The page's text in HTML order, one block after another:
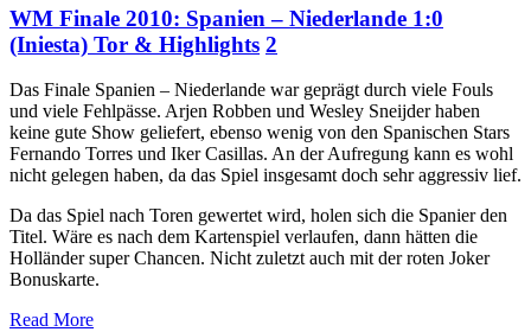
WM Finale 2010: Spanien – Niederlande 1:0
(Iniesta) Tor & Highlights 2
Das Finale Spanien – Niederlande war geprägt durch viele Fouls
und viele Fehlpässe. Arjen Robben und Wesley Sneijder haben
keine gute Show geliefert, ebenso wenig von den Spanischen Stars
Fernando Torres und Iker Casillas. An der Aufregung kann es wohl
nicht gelegen haben, da das Spiel insgesamt doch sehr aggressiv lief.
Da das Spiel nach Toren gewertet wird, holen sich die Spanier den
Titel. Wäre es nach dem Kartenspiel verlaufen, dann hätten die
Holländer super Chancen. Nicht zuletzt auch mit der roten Joker
Bonuskarte.
Read More